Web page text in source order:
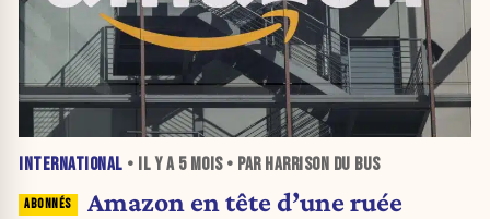
INTERNATIONAL • IL Y A 5 MOIS• PAR HARRISON DU BUS
Amazon en tête d’une ruée